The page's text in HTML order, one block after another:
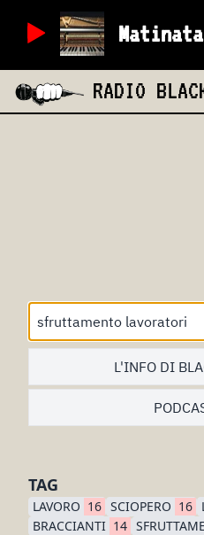
Matinata
RADIO
L'INFO DI
TAG
LAVORO 16 SCIOPERO 16
BRACCIANTI 14